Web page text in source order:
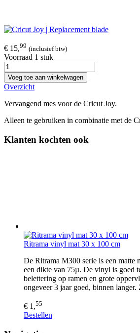
€ 15,99 (inclusief btw)
Voorraad 1 stuk
Voeg toe aan winkelwagen
Overzicht
Vervangend mes voor de Cricut Joy.
Alleen te gebruiken in combinatie met de
Klanten kochten ook
Ritrama vinyl mat 30 x 100 cm
De Ritrama M300 serie is een matte
een dikte van 75µ. De vinyl is goed
belettering op ramen en grote
ongeveer 3 jaar goed, binnen
€ 1,55
Bestellen